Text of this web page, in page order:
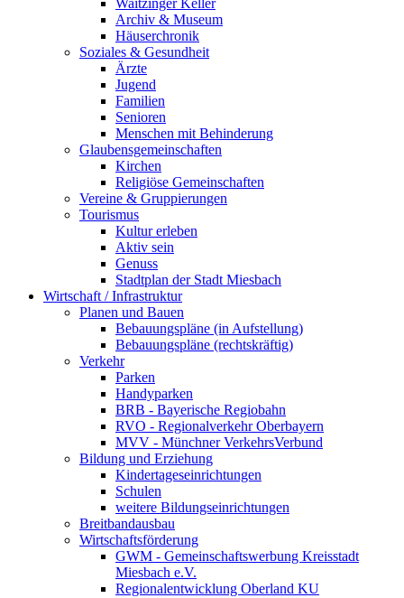
Waitzinger Keller
Archiv & Museum
Häuserchronik
Soziales & Gesundheit
Ärzte
Jugend
Familien
Senioren
Menschen mit Behinderung
Glaubensgemeinschaften
Kirchen
Religiöse Gemeinschaften
Vereine & Gruppierungen
Tourismus
Kultur erleben
Aktiv sein
Genuss
Stadtplan der Stadt Miesbach
Wirtschaft / Infrastruktur
Planen und Bauen
Bebauungspläne (in Aufstellung)
Bebauungspläne (rechtskräftig)
Verkehr
Parken
Handyparken
BRB - Bayerische Regiobahn
RVO - Regionalverkehr Oberbayern
MVV - Münchner VerkehrsVerbund
Bildung und Erziehung
Kindertageseinrichtungen
Schulen
weitere Bildungseinrichtungen
Breitbandausbau
Wirtschaftsförderung
GWM - Gemeinschaftswerbung Kreisstadt
Miesbach e.V.
Regionalentwicklung Oberland KU